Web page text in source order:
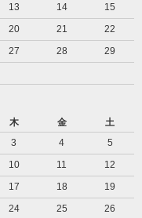
13 14
15
20 21
22
27 28
29
木 金
土
3 4
5
10 11
12
17 18
19
24 25
26